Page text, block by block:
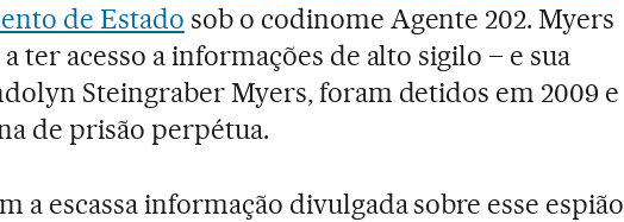
de Estado sob o codinome Agente 202. Myers
ter acesso a informações de alto sigilo – e sua
Steingraber Myers, foram detidos em 2009 e
de prisão perpétua.
a escassa informação divulgada sobre esse espião